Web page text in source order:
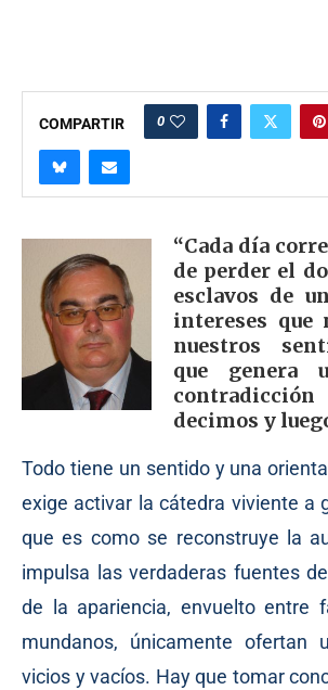
COMPARTIR 0
“Cada día
de perder el
esclavos de
intereses que
nuestros
que genera
decimos y
Todo tiene un sentido y una
exige activar la cátedra viviente a
que es como se reconstruye la
impulsa las verdaderas fuentes
de la apariencia, envuelto entre
mundanos, únicamente ofertan
vicios y vacíos. Hay que tomar